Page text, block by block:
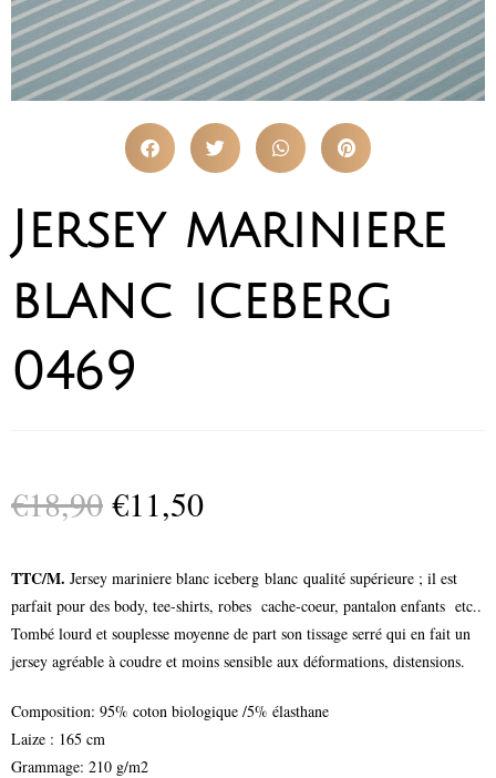
Jersey mariniere
blanc iceberg
0469
€18,90 €11,50
TTC/M. Jersey mariniere blanc iceberg blanc qualité supérieure ; il est
parfait pour des body, tee-shirts, robes cache-coeur, pantalon enfants etc..
Tombé lourd et souplesse moyenne de part son tissage serré qui en fait un
jersey agréable à coudre et moins sensible aux déformations, distensions.
Composition: 95% coton biologique /5% élasthane
Laize : 165 cm
Grammage: 210 g/m2